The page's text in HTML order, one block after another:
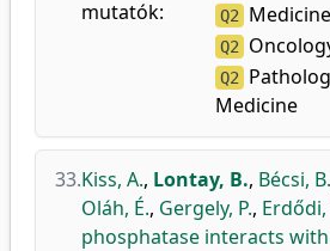
mutatók:
Q2
Q2
Q2
Medicine
33.Kiss, A., Lontay, B., Bécsi, B.
Oláh, É., Gergely, P., Erdődi,
phosphatase interacts